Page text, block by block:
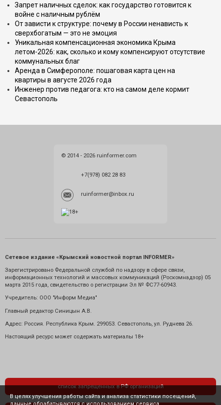
Запрет наличных сделок: как государство готовится к
войне с наличным рублём
От зависти к структуре: почему в России ненависть к
сверхбогатым — это не эмоция
Уникальная компенсационная экономика Крыма
летом-2026: как, сколько и кому компенсируют отсутствие
коммунальных благ
Аренда в Симферополе: пошаговая карта цен на
квартиры в августе 2026 года
Инженер против педагога: кто на самом деле кормит
Севастополь
© 2014 - 2026 ruinformer.com
+7(978) 082 28 83
ruinformer@inbox.ru
Сетевое издание «Крымский новостной портал INFORMER»
Зарегистрировано Федеральной службой по надзору в сфере связи,
информационных технологий и массовых коммуникаций (Роскомнадзор) 05
марта 2015 года, свидетельство о регистрации Эл № ФС77-60943.
Учредитель: ООО "Информ Медиа"
Главный редактор Синицын А.В.
Адрес: Россия. Республика Крым. 299053. Севастополь, ул. Руднева 26.
Настоящий ресурс может содержать материалы 18+
список запрещенных в РФ организаций
В целях улучшения работы сайта и анализа статистики посещений,
данные обрабатываются с использованием сервиса